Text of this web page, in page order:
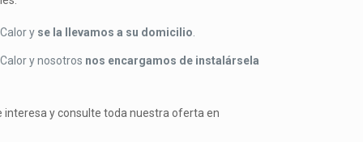
y se la llevamos a su domicilio
y nosotros nos encargamos de instalársela
interesa y consulte toda nuestra oferta en